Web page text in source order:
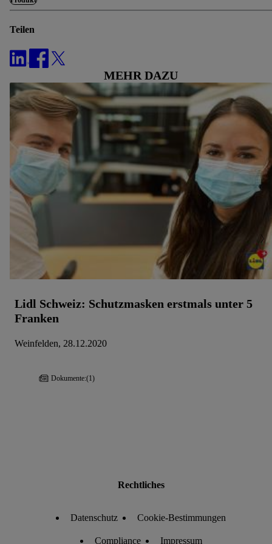
Teilen
MEHR DAZU
Lidl Schweiz: Schutzmasken erstmals unter 5
Franken
Weinfelden, 28.12.2020
Dokumente:(1)
Rechtliches
Datenschutz Cookie-Bestimmungen
Compliance Impressum